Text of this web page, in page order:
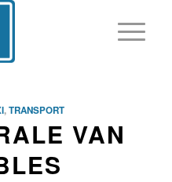
,TRANSPORT
VAN